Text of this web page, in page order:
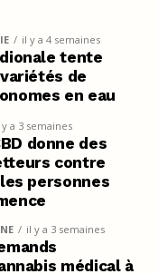
il y a 4 semaines
tente
de
en eau
y a 3 semaines
donne des
contre
personnes
il y a 3 semaines
médical à